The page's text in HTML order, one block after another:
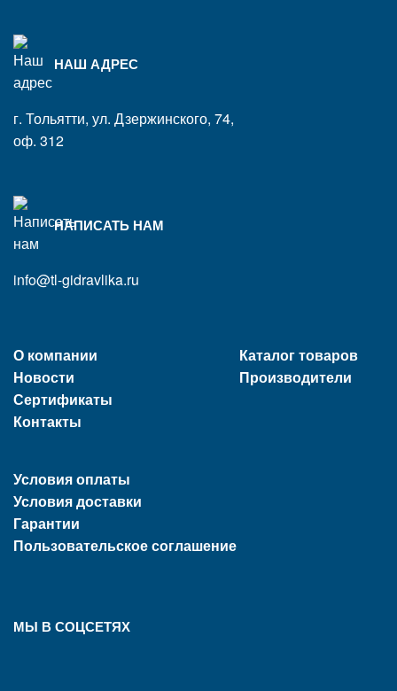
НАШ АДРЕС
г. Тольятти, ул. Дзержинского, 74,
оф. 312
НАПИСАТЬ НАМ
info@tl-gidravlika.ru
О компании
Новости
Сертификаты
Контакты
Условия оплаты
Условия доставки
Гарантии
Пользовательское соглашение
Каталог товаров
Производители
МЫ В СОЦСЕТЯХ